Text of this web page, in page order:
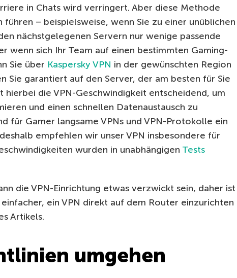
in Chats wird verringert. Aber diese Methode
führen – beispielsweise, wenn Sie zu einer unüblichen
nächstgelegenen Servern nur wenige passende
wenn sich Ihr Team auf einen bestimmten Gaming-
Sie über Kaspersky VPN in der gewünschten Region
Sie garantiert auf den Server, der am besten für Sie
hierbei die VPN-Geschwindigkeit entscheidend, um
und einen schnellen Datenaustausch zu
für Gamer langsame VPNs und VPN-Protokolle ein
empfehlen wir unser VPN insbesondere für
wurden in unabhängigen Tests
die VPN-Einrichtung etwas verzwickt sein, daher ist
ein VPN direkt auf dem Router einzurichten
Artikels.
umgehen